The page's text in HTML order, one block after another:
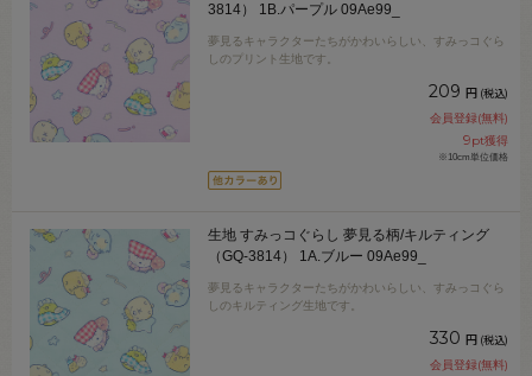
3814） 1B.パープル 09Ae99_
夢見るキャラクターたちがかわいらしい、すみっコぐら
しのプリント生地です。
209 円 (税込)
会員登録(無料)
9pt獲得
※10cm単位価格
生地 すみっコぐらし 夢見る柄/キルティング
（GQ-3814） 1A.ブルー 09Ae99_
夢見るキャラクターたちがかわいらしい、すみっコぐら
しのキルティング生地です。
330 円 (税込)
会員登録(無料)